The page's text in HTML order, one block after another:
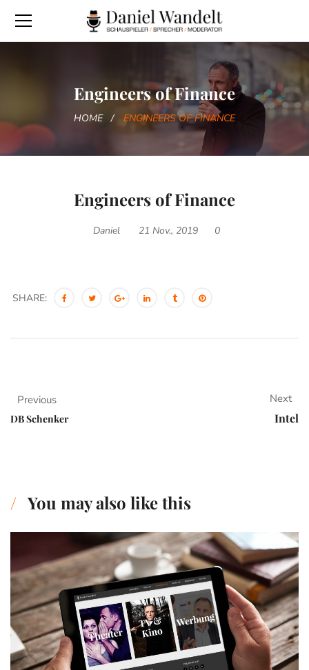
Engineers of Finance
HOME ENGINEERS OF FINANCE
Engineers of Finance
Daniel 21 Nov., 2019 0
SHARE:
Previous
DB Schenker
Next
Intel
You may also like this